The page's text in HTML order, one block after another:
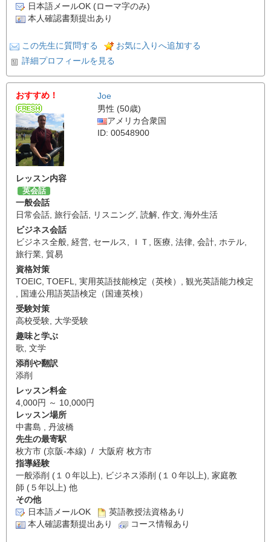
日本語メールOK (ローマ字のみ)
本人確認書類提出あり
この先生に質問する
お気に入りへ追加する
詳細プロフィールを見る
おすすめ！
Joe
男性 (50歳)
アメリカ合衆国
ID: 00548900
レッスン内容
英会話
一般会話
日常会話, 旅行会話, リスニング, 読解, 作文, 海外生活
ビジネス会話
ビジネス全般, 経営, セールス, ＩＴ , 医療, 法律, 会計, ホテル,
旅行業, 貿易
資格対策
TOEIC, TOEFL, 実用英語技能検定（英検） , 観光英語能力検定
, 国連公用語英語検定（国連英検）
受験対策
高校受験, 大学受験
趣味と学ぶ
歌, 文学
添削や翻訳
添削
レッスン料金
4,000円 ～ 10,000円
レッスン場所
中書島 , 丹波橋
先生の最寄駅
枚方市 (京阪-本線) / 大阪府 枚方市
指導経験
一般添削 (１０年以上), ビジネス添削 (１０年以上), 家庭教
師 (５年以上) 他
その他
日本語メールOK
英語教授法資格あり
本人確認書類提出あり
コース情報あり